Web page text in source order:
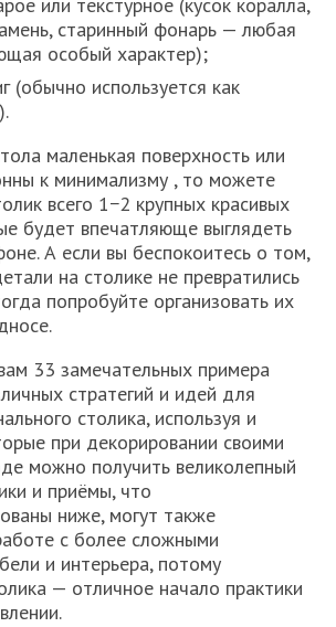
или текстурное (кусок коралла,
старинный фонарь — любая
особый характер);
(обычно используется как
маленькая поверхность или
к минимализму , то можете
всего 1−2 крупных красивых
будет впечатляюще выглядеть
А если вы беспокоитесь о том,
на столике не превратились
попробуйте организовать их
33 замечательных примера
стратегий и идей для
столика, используя и
при декорировании своими
можно получить великолепный
и приёмы, что
ниже, могут также
с более сложными
и интерьера, потому
— отличное начало практики